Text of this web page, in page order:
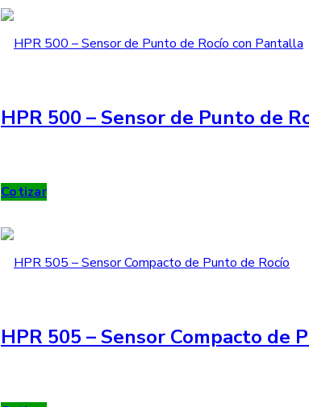
HPR 500 – Sensor de Punto de
Cotizar
HPR 505 – Sensor Compacto de